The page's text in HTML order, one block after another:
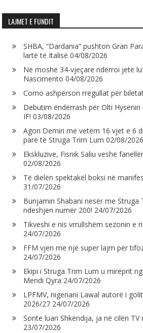
LAJMET E FUNDIT
SHBA, “Dardania” pushton Gran
lartë të Italisë 04/08/2026
Në moshë 34-vjeçare ndërroi jetë
Nascimento 04/08/2026
Como ashpërson rregullat për
Debutim ëndërrash për Olti
IF! 03/08/2026
Agon Demiri me vetëm 16 vjet e 6
parë të Struga Trim Lum 02/08/2026
Ekskluzive, Fisnik Saliu veshë
02/08/2026
Të dielën spektakël boksi në
31/07/2026
Bunjamin Shabani nesër me Struga
ndeshjen numër 200! 24/07/2026
Tikveshi e nis vrrullshëm sezonin e
24/07/2026
FFM vjen me një super lajm për
24/07/2026
Ekipi i Struga Trim Lum u mirëprit
Mendi Qyra 24/07/2026
LPFMV, nigeriani Lawal autorë i
2026/27 24/07/2026
Sonte luan Shkëndija, ja në cilën TV
23/07/2026